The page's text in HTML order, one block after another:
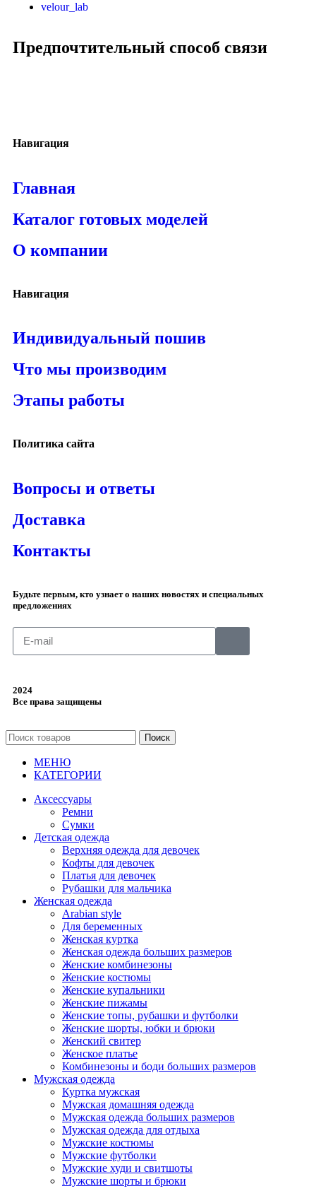
velour_lab
Предпочтительный способ связи
Навигация
Главная
Каталог готовых моделей
О компании
Навигация
Индивидуальный пошив
Что мы производим
Этапы работы
Политика сайта
Вопросы и ответы
Доставка
Контакты
Будьте первым, кто узнает о наших новостях и специальных
предложениях
2024
Все права защищены
Поиск
МЕНЮ
КАТЕГОРИИ
Аксессуары
Ремни
Сумки
Детская одежда
Верхняя одежда для девочек
Кофты для девочек
Платья для девочек
Рубашки для мальчика
Женская одежда
Arabian style
Для беременных
Женская куртка
Женская одежда больших размеров
Женские комбинезоны
Женские костюмы
Женские купальники
Женские пижамы
Женские топы, рубашки и футболки
Женские шорты, юбки и брюки
Женский свитер
Женское платье
Комбинезоны и боди больших размеров
Мужская одежда
Куртка мужская
Мужская домашняя одежда
Мужская одежда больших размеров
Мужская одежда для отдыха
Мужские костюмы
Мужские футболки
Мужские худи и свитшоты
Мужские шорты и брюки